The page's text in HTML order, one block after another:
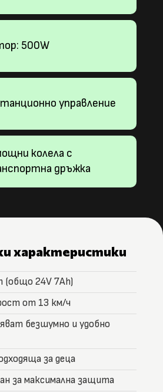
500W
управление
колела с
дръжка
характеристики
(общо 24V 7Ah)
от 13 км/ч
безшумно и удобно
за деца
за максимална защита